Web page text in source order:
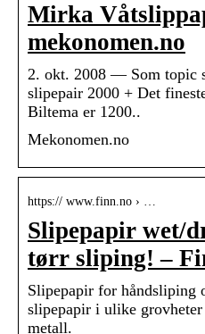
Mirka
mekonomen.no
2. okt. 2008 — Som topic
slipepair 2000 + Det
Biltema er 1200..
Mekonomen.no
https:// www.finn.no › …
Slipepapir wet/
tørr sliping! –
Slipepapir for håndsliping
slipepapir i ulike
metall.